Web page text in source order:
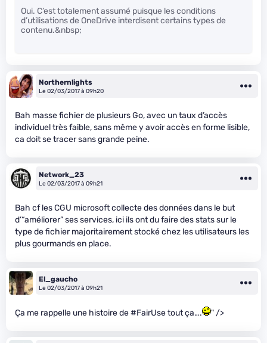
Oui. C’est totalement assumé puisque les conditions
d’utilisations de OneDrive interdisent certains types de
contenu.&nbsp;
Northernlights
Le 02/03/2017 à 09h20
Bah masse fichier de plusieurs Go, avec un taux d’accès
individuel très faible, sans même y avoir accès en forme lisible,
ca doit se tracer sans grande peine.
Network_23
Le 02/03/2017 à 09h21
Bah cf les CGU microsoft collecte des données dans le but
d’“améliorer” ses services, ici ils ont du faire des stats sur le
type de fichier majoritairement stocké chez les utilisateurs les
plus gourmands en place.
El_gaucho
Le 02/03/2017 à 09h21
Ça me rappelle une histoire de #FairUse tout ça…. " />